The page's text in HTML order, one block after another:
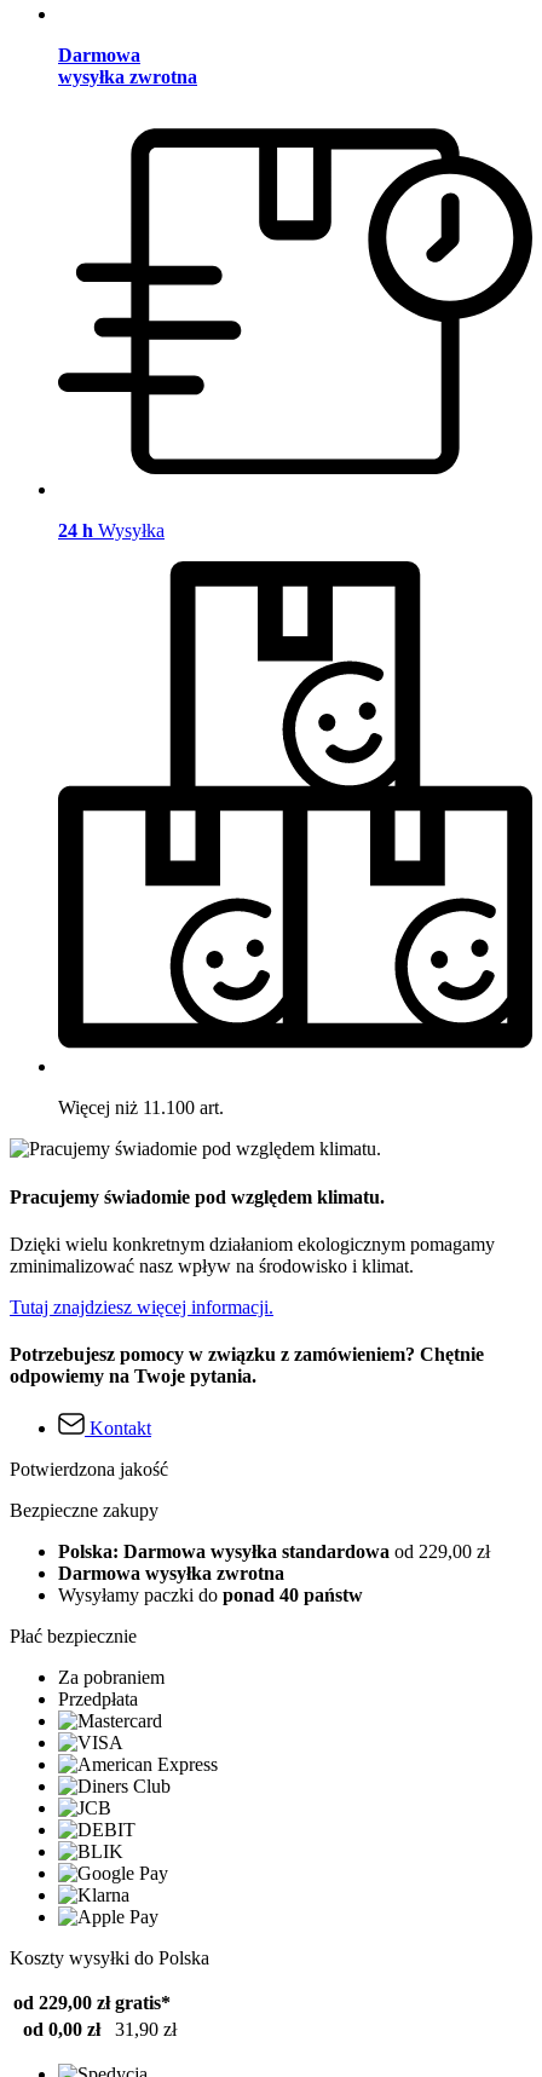
Darmowa
wysyłka zwrotna
24 h Wysyłka
Więcej niż 11.100 art.
Pracujemy świadomie pod względem klimatu.
Dzięki wielu konkretnym działaniom ekologicznym pomagamy
zminimalizować nasz wpływ na środowisko i klimat.
Tutaj znajdziesz więcej informacji.
Potrzebujesz pomocy w związku z zamówieniem? Chętnie
odpowiemy na Twoje pytania.
Kontakt
Potwierdzona jakość
Bezpieczne zakupy
Polska: Darmowa wysyłka standardowa od 229,00 zł
Darmowa wysyłka zwrotna
Wysyłamy paczki do ponad 40 państw
Płać bezpiecznie
Za pobraniem
Przedpłata
Koszty wysyłki do Polska
od 229,00 zł gratis*
od 0,00 zł
31,90 zł